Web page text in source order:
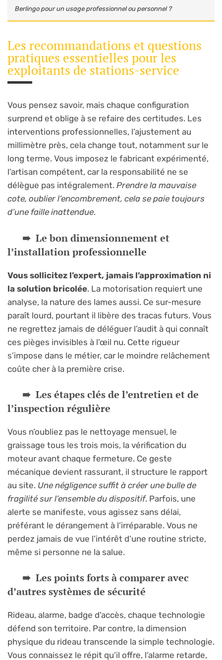
Berlingo pour un usage professionnel ou personnel ?
Les recommandations et questions
pratiques essentielles pour les
exploitants de stations-service
Vous pensez savoir, mais chaque configuration
surprend et oblige à se refaire des certitudes. Les
interventions professionnelles, l’ajustement au
millimètre près, cela change tout, notamment sur le
long terme. Vous imposez le fabricant expérimenté,
l’artisan compétent, car la responsabilité ne se
délègue pas intégralement. Prendre la mauvaise
cote, oublier l’encombrement, cela se paie toujours
d’une faille inattendue.
Le bon dimensionnement et
l’installation professionnelle
Vous sollicitez l’expert, jamais l’approximation ni
la solution bricolée. La motorisation requiert une
analyse, la nature des lames aussi. Ce sur-mesure
paraît lourd, pourtant il libère des tracas futurs. Vous
ne regrettez jamais de déléguer l’audit à qui connaît
ces pièges invisibles à l’œil nu. Cette rigueur
s’impose dans le métier, car le moindre relâchement
coûte cher à la première crise.
Les étapes clés de l’entretien et de
l’inspection régulière
Vous n’oubliez pas le nettoyage mensuel, le
graissage tous les trois mois, la vérification du
moteur avant chaque fermeture. Ce geste
mécanique devient rassurant, il structure le rapport
au site. Une négligence suffit à créer une bulle de
fragilité sur l’ensemble du dispositif. Parfois, une
alerte se manifeste, vous agissez sans délai,
préférant le dérangement à l’irréparable. Vous ne
perdez jamais de vue l’intérêt d’une routine stricte,
même si personne ne la salue.
Les points forts à comparer avec
d’autres systèmes de sécurité
Rideau, alarme, badge d’accès, chaque technologie
défend son territoire. Par contre, la dimension
physique du rideau transcende la simple technologie.
Vous connaissez le répit qu’il offre, l’alarme retarde,